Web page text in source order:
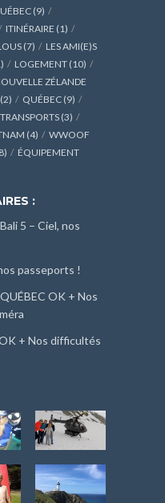
(9)
ITINÉRAIRE (1)
(7)
LES AMI(E)S
LOGEMENT (10)
ZÉLANDE
(2) QUÉBEC (9)
TRANSPORTS (3)
(4)
WWOOF
ÉQUIPEMENT
:
Bali 5 – Ciel, nos
passeports !
QUÉBEC OK + Nos
+ Nos difficultés